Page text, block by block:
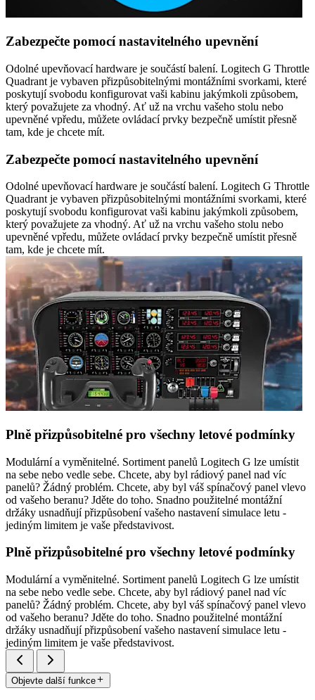
Zabezpečte pomocí nastavitelného upevnění
Odolné upevňovací hardware je součástí balení. Logitech G Throttle
Quadrant je vybaven přizpůsobitelnými montážními svorkami, které
poskytují svobodu konfigurovat vaši kabinu jakýmkoli způsobem,
který považujete za vhodný. Ať už na vrchu vašeho stolu nebo
upevněné vpředu, můžete ovládací prvky bezpečně umístit přesně
tam, kde je chcete mít.
Zabezpečte pomocí nastavitelného upevnění
Odolné upevňovací hardware je součástí balení. Logitech G Throttle
Quadrant je vybaven přizpůsobitelnými montážními svorkami, které
poskytují svobodu konfigurovat vaši kabinu jakýmkoli způsobem,
který považujete za vhodný. Ať už na vrchu vašeho stolu nebo
upevněné vpředu, můžete ovládací prvky bezpečně umístit přesně
tam, kde je chcete mít.
Plně přizpůsobitelné pro všechny letové podmínky
Modulární a vyměnitelné. Sortiment panelů Logitech G lze umístit
na sebe nebo vedle sebe. Chcete, aby byl rádiový panel nad víc
panelů? Žádný problém. Chcete, aby byl váš spínačový panel vlevo
od vašeho beranu? Jděte do toho. Snadno použitelné montážní
držáky usnadňují přizpůsobení vašeho nastavení simulace letu -
jediným limitem je vaše představivost.
Plně přizpůsobitelné pro všechny letové podmínky
Modulární a vyměnitelné. Sortiment panelů Logitech G lze umístit
na sebe nebo vedle sebe. Chcete, aby byl rádiový panel nad víc
panelů? Žádný problém. Chcete, aby byl váš spínačový panel vlevo
od vašeho beranu? Jděte do toho. Snadno použitelné montážní
držáky usnadňují přizpůsobení vašeho nastavení simulace letu -
jediným limitem je vaše představivost.
Objevte další funkce